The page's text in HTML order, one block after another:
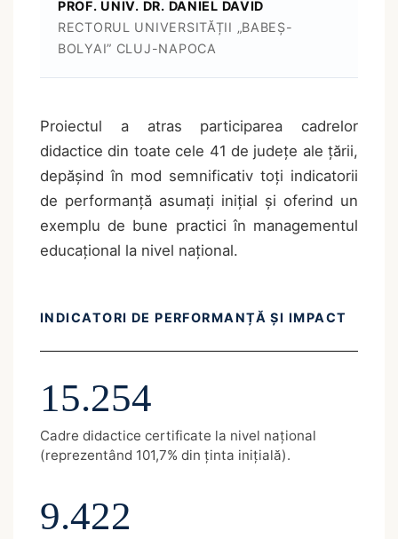
PROF. UNIV. DR. DANIEL DAVID
RECTORUL UNIVERSITĂȚII „BABEȘ-
BOLYAI” CLUJ-NAPOCA
Proiectul a atras participarea cadrelor
didactice din toate cele 41 de județe ale țării,
depășind în mod semnificativ toți indicatorii
de performanță asumați inițial și oferind un
exemplu de bune practici în managementul
educațional la nivel național.
INDICATORI DE PERFORMANȚĂ ȘI IMPACT
15.254
Cadre didactice certificate la nivel național
(reprezentând 101,7% din ținta inițială).
9.422